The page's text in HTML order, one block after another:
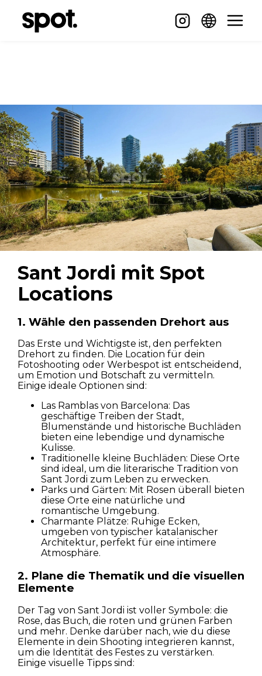
Sant Jordi mit Spot
Locations
1. Wähle den passenden Drehort aus
Das Erste und Wichtigste ist, den perfekten
Drehort zu finden. Die Location für dein
Fotoshooting oder Werbespot ist entscheidend,
um Emotion und Botschaft zu vermitteln.
Einige ideale Optionen sind:
Las Ramblas von Barcelona: Das
geschäftige Treiben der Stadt,
Blumenstände und historische Buchläden
bieten eine lebendige und dynamische
Kulisse.
Traditionelle kleine Buchläden: Diese Orte
sind ideal, um die literarische Tradition von
Sant Jordi zum Leben zu erwecken.
Parks und Gärten: Mit Rosen überall bieten
diese Orte eine natürliche und
romantische Umgebung.
Charmante Plätze: Ruhige Ecken,
umgeben von typischer katalanischer
Architektur, perfekt für eine intimere
Atmosphäre.
2. Plane die Thematik und die visuellen
Elemente
Der Tag von Sant Jordi ist voller Symbole: die
Rose, das Buch, die roten und grünen Farben
und mehr. Denke darüber nach, wie du diese
Elemente in dein Shooting integrieren kannst,
um die Identität des Festes zu verstärken.
Einige visuelle Tipps sind: